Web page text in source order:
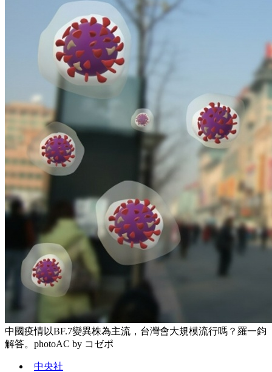
中國疫情以BF.7變異株為主流，台灣會大規模流行嗎？羅一鈞
解答。photoAC by コゼポ
中央社